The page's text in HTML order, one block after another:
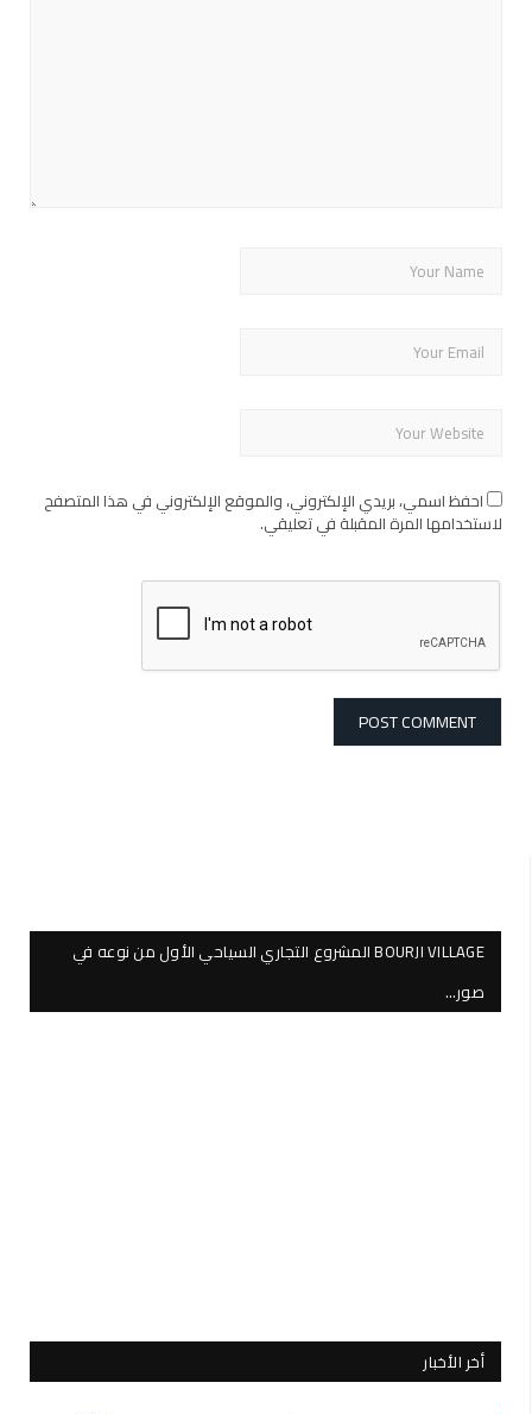
احفظ اسمي، بريدي الإلكتروني، والموقع الإلكتروني في هذا المتصفح
لاستخدامها المرة المقبلة في تعليقي.
BOURJI VILLAGE المشروع التجاري السياحي الأول من نوعه في
صور…
أخر الأخبار